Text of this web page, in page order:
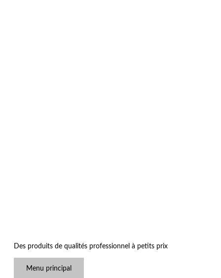
Des produits de qualités professionnel à petits prix
Menu principal